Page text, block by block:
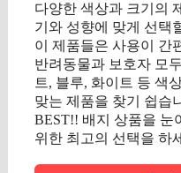
다양한 색상과 크기의
기와 성향에 맞게 선택
이 제품들은 사용이 간
반려동물과 보호자 모
트, 블루, 화이트 등 색
맞는 제품을 찾기 쉽습
BEST!! 배지 상품을 눈
위한 최고의 선택을 하